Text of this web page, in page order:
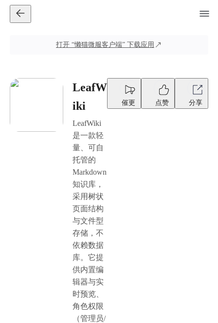
打开 “懒猫微服客户端” 下载应用
LeafW
iki
LeafWiki
是一款轻
量、可自
托管的
Markdown
知识库，
采用树状
页面结构
与文件型
存储，不
依赖数据
库。它提
供内置编
辑器与实
时预览、
角色权限
（管理员/
催更 点赞 分享